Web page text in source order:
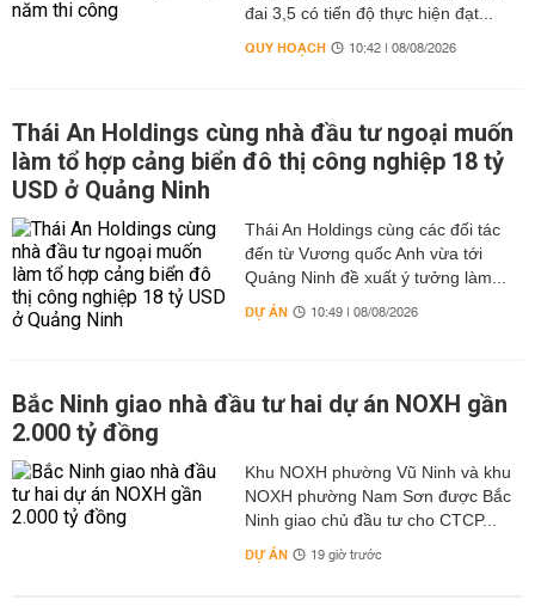
đai 3,5 có tiến độ thực hiện đạt...
QUY HOẠCH 10:42 | 08/08/2026
Thái An Holdings cùng nhà đầu tư ngoại muốn
làm tổ hợp cảng biển đô thị công nghiệp 18 tỷ
USD ở Quảng Ninh
Thái An Holdings cùng các đối tác
đến từ Vương quốc Anh vừa tới
Quảng Ninh đề xuất ý tưởng làm...
DỰ ÁN 10:49 | 08/08/2026
Bắc Ninh giao nhà đầu tư hai dự án NOXH gần
2.000 tỷ đồng
Khu NOXH phường Vũ Ninh và khu
NOXH phường Nam Sơn được Bắc
Ninh giao chủ đầu tư cho CTCP...
DỰ ÁN 19 giờ trước